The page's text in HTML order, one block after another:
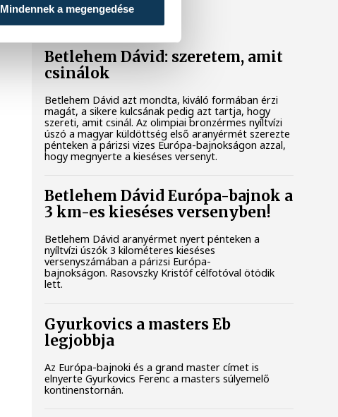
Mindennek a megengedése
Betlehem Dávid: szeretem, amit
csinálok
Betlehem Dávid azt mondta, kiváló formában érzi
magát, a sikere kulcsának pedig azt tartja, hogy
szereti, amit csinál. Az olimpiai bronzérmes nyíltvízi
úszó a magyar küldöttség első aranyérmét szerezte
pénteken a párizsi vizes Európa-bajnokságon azzal,
hogy megnyerte a kieséses versenyt.
Betlehem Dávid Európa-bajnok a
3 km-es kieséses versenyben!
Betlehem Dávid aranyérmet nyert pénteken a
nyíltvízi úszók 3 kilométeres kieséses
versenyszámában a párizsi Európa-
bajnokságon. Rasovszky Kristóf célfotóval ötödik
lett.
Gyurkovics a masters Eb
legjobbja
Az Európa-bajnoki és a grand master címet is
elnyerte Gyurkovics Ferenc a masters súlyemelő
kontinenstornán.